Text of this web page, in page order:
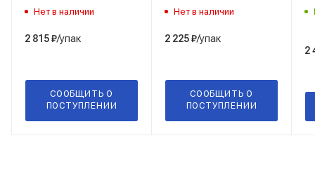
(0,216м3/4,32м2) 120 кг/
Нет в наличии
2 815₽/упак
СООБЩИТЬ О
ПОСТУПЛЕНИИ
(0,144м3/1,44м2) 140 кг/
Нет в наличии
2 225₽/упак
СООБЩИТЬ О
ПОСТУПЛЕНИИ
2